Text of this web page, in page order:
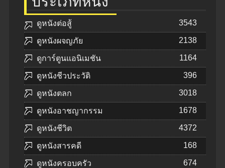
ดูหนังต่อสู้ 3543
ดูหนังผจญภัย 2138
ดูการ์ตูนแอนิเมชัน 1164
ดูหนังชีวประวัติ 396
ดูหนังตลก 3018
ดูหนังอาชญากรรม 1678
ดูหนังชีวิต 4372
ดูหนังสารคดี 168
ดูหนังครอบครัว 674